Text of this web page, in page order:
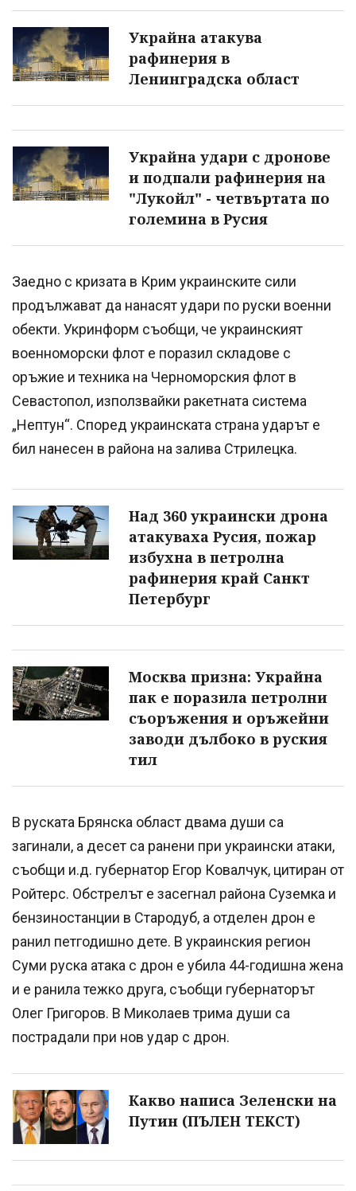
Украйна атакува
рафинерия в
Ленинградска област
Украйна удари с дронове
и подпали рафинерия на
"Лукойл" - четвъртата по
големина в Русия
Заедно с кризата в Крим украинските сили
продължават да нанасят удари по руски военни
обекти. Укринформ съобщи, че украинският
военноморски флот е поразил складове с
оръжие и техника на Черноморския флот в
Севастопол, използвайки ракетната система
„Нептун“. Според украинската страна ударът е
бил нанесен в района на залива Стрилецка.
Над 360 украински дрона
атакуваха Русия, пожар
избухна в петролна
рафинерия край Санкт
Петербург
Москва призна: Украйна
пак е поразила петролни
съоръжения и оръжейни
заводи дълбоко в руския
тил
В руската Брянска област двама души са
загинали, а десет са ранени при украински атаки,
съобщи и.д. губернатор Егор Ковалчук, цитиран от
Ройтерс. Обстрелът е засегнал района Суземка и
бензиностанции в Стародуб, а отделен дрон е
ранил петгодишно дете. В украинския регион
Суми руска атака с дрон е убила 44-годишна жена
и е ранила тежко друга, съобщи губернаторът
Олег Григоров. В Миколаев трима души са
пострадали при нов удар с дрон.
Какво написа Зеленски на
Путин (ПЪЛЕН ТЕКСТ)